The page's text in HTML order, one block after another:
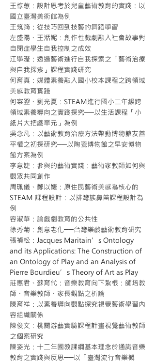
王惇蕙：設計思考於兒童藝術教育的實踐：以
國立臺灣美術館為例
王筑筠：從技巧回到技藝的舞蹈學習
左盛陽、王湉妮：創作性戲劇融入社會故事對
自閉症學生自我控制之成效
江學瀅：透過藝術進行自我探索之「藝術治療
與自我探索」課程實踐研究
何育真：媒體素養融入國小校本課程之跨領域
美感教育實踐
何寀翌、劉光夏：STEAM進行國小二年級跨
領域素養導向之實踐探究──以生活課程「小
紙片大把戲單元」為例
吳念凡：以藝術教育治療方法帶動博物館友善
平權之初探研究──以陶瓷博物館之早安博物
館方案為例
李意婕：參與的藝術實踐：藝術家教師如何與
觀眾共同創作
周珮儀、鄭以婕：原住民藝術美感為核心的
STEAM 課程設計：以排灣族鼻笛課程設計為
例
容淑華：論戲劇教育的公共性
徐秀菊：創意老化──台灣樂齡藝術教育研究
張禎松：Jacques Maritain’s Ontology
and its Applications: The Construction of
an Ontology of Play and an Analysis of
Pierre Bourdieu’s Theory of Art as Play
莊惠君、蘇育代：音樂教育向下紮根：師培教
師、音樂教師、家長觀點之析論
陳育祥：以素養導向觀點探究視覺藝術學習內
容組織關係
陳俊文：桃關游藝實驗課程計畫視覺藝術教師
之個案研究
陳姿光：十二年國教課綱基本理念於通識音樂
教育之實踐與反思──以「臺灣流行音樂概